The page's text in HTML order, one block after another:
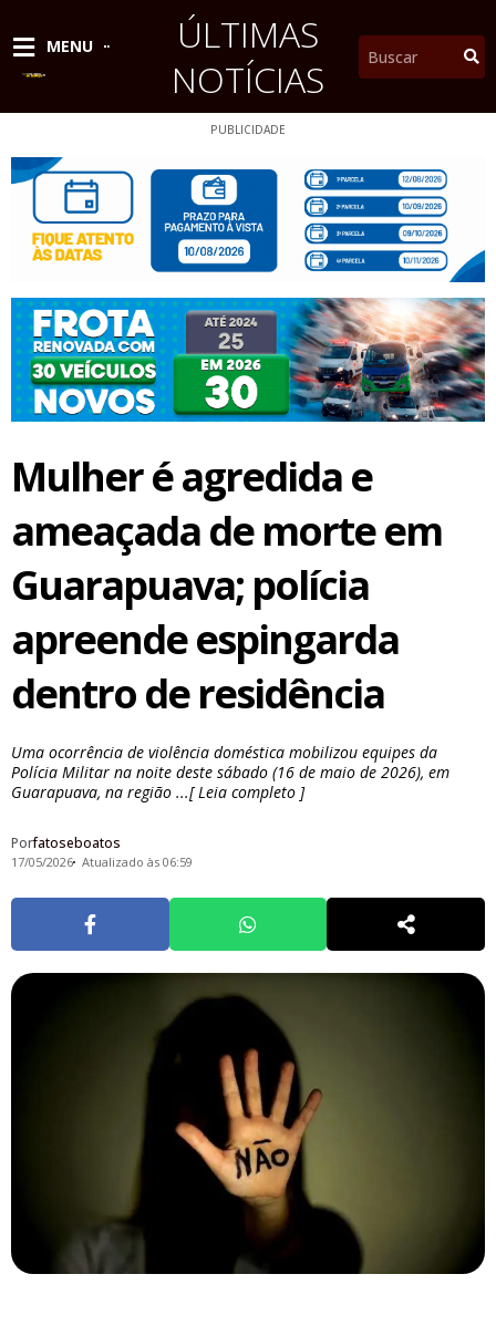
conteúdo
MENU
ÚLTIMAS
NOTÍCIAS
Pesquisar
PUBLICIDADE
Mulher é agredida e
ameaçada de morte em
Guarapuava; polícia
apreende espingarda
dentro de residência
Uma ocorrência de violência doméstica mobilizou equipes da
Polícia Militar na noite deste sábado (16 de maio de 2026), em
Guarapuava, na região ...[ Leia completo ]
Porfatoseboatos
17/05/2026 Atualizado às 06:59